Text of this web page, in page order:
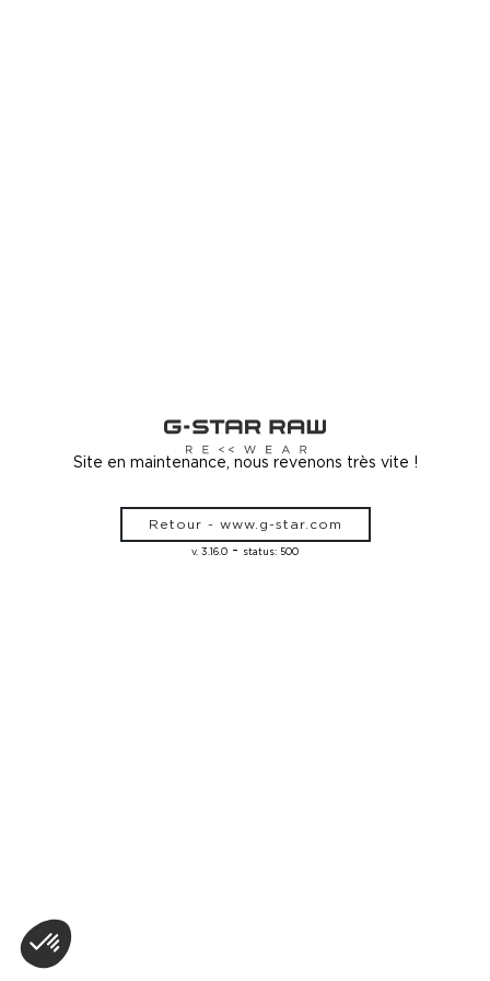
Site en maintenance, nous revenons très vite !
Retour - www.g-star.com
v. 3.16.0 - status: 500